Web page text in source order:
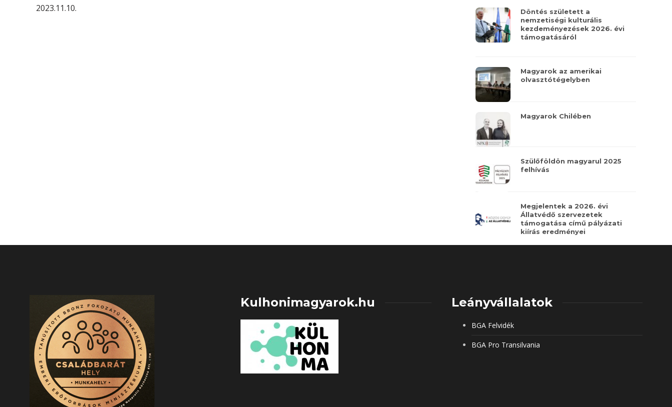
2023.11.10.
Döntés született a
nemzetiségi kulturális
kezdeményezések 2026. évi
támogatásáról
Magyarok az amerikai
olvasztótégelyben
Magyarok Chilében
Szülőföldön magyarul 2025
felhívás
Megjelentek a 2026. évi
Állatvédő szervezetek
támogatása című pályázati
kiírás eredményei
Kulhonimagyarok.hu Leányvállalatok
BGA Felvidék
BGA Pro Transilvania